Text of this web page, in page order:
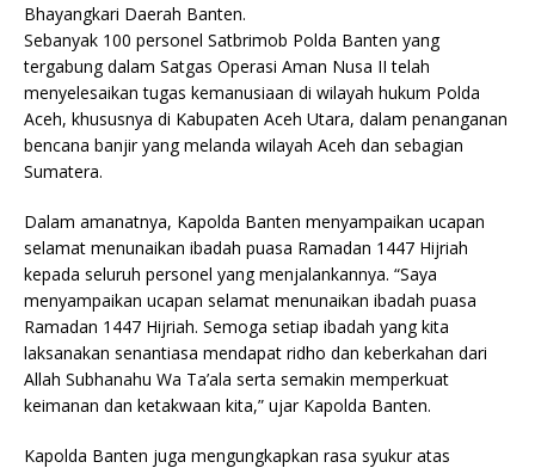
Bhayangkari Daerah Banten.
Sebanyak 100 personel Satbrimob Polda Banten yang
tergabung dalam Satgas Operasi Aman Nusa II telah
menyelesaikan tugas kemanusiaan di wilayah hukum Polda
Aceh, khususnya di Kabupaten Aceh Utara, dalam penanganan
bencana banjir yang melanda wilayah Aceh dan sebagian
Sumatera.
Dalam amanatnya, Kapolda Banten menyampaikan ucapan
selamat menunaikan ibadah puasa Ramadan 1447 Hijriah
kepada seluruh personel yang menjalankannya. “Saya
menyampaikan ucapan selamat menunaikan ibadah puasa
Ramadan 1447 Hijriah. Semoga setiap ibadah yang kita
laksanakan senantiasa mendapat ridho dan keberkahan dari
Allah Subhanahu Wa Ta’ala serta semakin memperkuat
keimanan dan ketakwaan kita,” ujar Kapolda Banten.
Kapolda Banten juga mengungkapkan rasa syukur atas